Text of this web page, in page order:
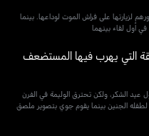
لزيارتها على فراش الموت لوداعها. بينما
أول لقاء بينهما
عيد الشكر، ولكن تحترق الوليمة في الفرن
الجنين بينما يقوم جوي بتصوير ملصق